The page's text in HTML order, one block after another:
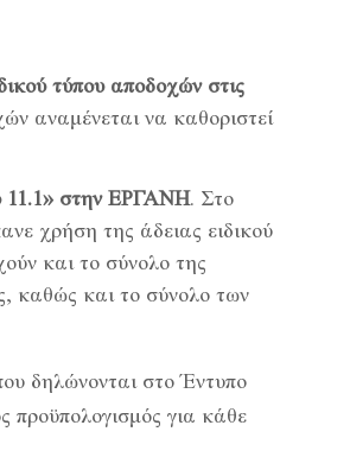
τύπου αποδοχών στις
αναμένεται να καθοριστεί
11.1» στην ΕΡΓΑΝΗ. Στο
χρήση της άδειας ειδικού
και το σύνολο της
καθώς και το σύνολο των
δηλώνονται στο Έντυπο
προϋπολογισμός για κάθε